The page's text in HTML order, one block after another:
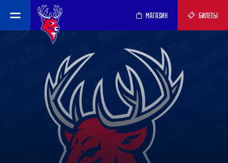
МАГАЗИН БИЛЕТЫ